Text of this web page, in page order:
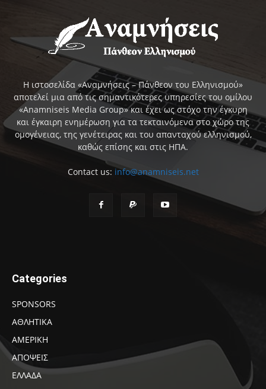
Η ιστοσελίδα «Αναμνήσεις – Πάνθεον του Ελληνισμού»
αποτελεί μια από τις σημαντικότερες υπηρεσίες του ομίλου
«Anamniseis Media Group» και έχει ως στόχο την έγκυρη
και έγκαιρη ενημέρωση για τα τεκταινόμενα στο χώρο της
ομογένειας, της γενέτειρας και του απανταχού ελληνισμού,
καθώς επίσης και στις ΗΠΑ.
Contact us: info@anamniseis.net
Categories
SPONSORS
ΑΘΛΗΤΙΚΑ
ΑΜΕΡΙΚΗ
ΑΠΟΨΕΙΣ
ΕΛΛΑΔΑ